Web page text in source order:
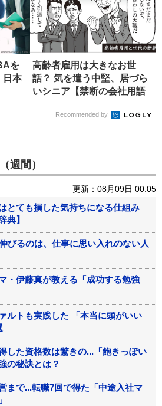
を
日本
高齢者雇用は大きなお世
話？ 気を遣う中堅、居づら
いシニア【禁断の会社用語
Recommended by
週間）
更新：08月09日 00:05
とても損した気持ちになる仕組み
典】
びるのは、仕事に思い入れのない人
・伊藤真が教える「成功する勉強
ルトも実践した 「本当に頭がいい
した資格数は驚きの...「飽きっぽい
の秘訣とは？
まで...転職7回で得た「中途入社マ